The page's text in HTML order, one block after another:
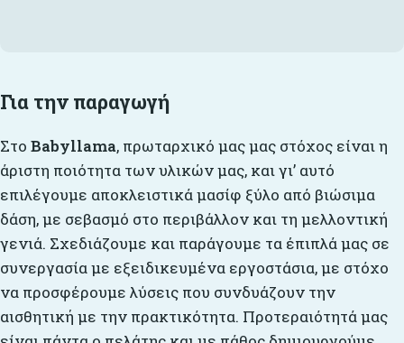
Για την παραγωγή
Στο Babyllama, πρωταρχικό μας μας στόχος είναι η
άριστη ποιότητα των υλικών μας, και γι’ αυτό
επιλέγουμε αποκλειστικά μασίφ ξύλο από βιώσιμα
δάση, με σεβασμό στο περιβάλλον και τη μελλοντική
γενιά. Σχεδιάζουμε και παράγουμε τα έπιπλά μας σε
συνεργασία με εξειδικευμένα εργοστάσια, με στόχο
να προσφέρουμε λύσεις που συνδυάζουν την
αισθητική με την πρακτικότητα. Προτεραιότητά μας